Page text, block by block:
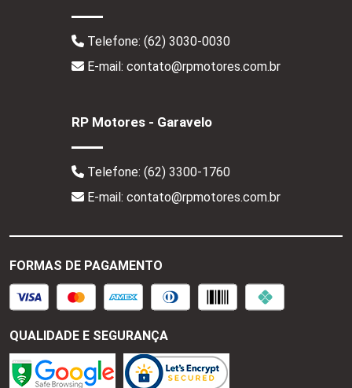
Telefone: (62) 3030-0030
E-mail: contato@rpmotores.com.br
RP Motores - Garavelo
Telefone: (62) 3300-1760
E-mail: contato@rpmotores.com.br
FORMAS DE PAGAMENTO
QUALIDADE E SEGURANÇA